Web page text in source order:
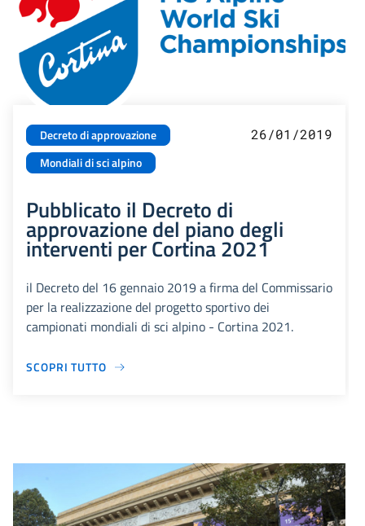
Decreto di approvazione
Mondiali di sci alpino
26/01/2019
Pubblicato il Decreto di
approvazione del piano degli
interventi per Cortina 2021
il Decreto del 16 gennaio 2019 a firma del Commissario
per la realizzazione del progetto sportivo dei
campionati mondiali di sci alpino - Cortina 2021.
SCOPRI TUTTO